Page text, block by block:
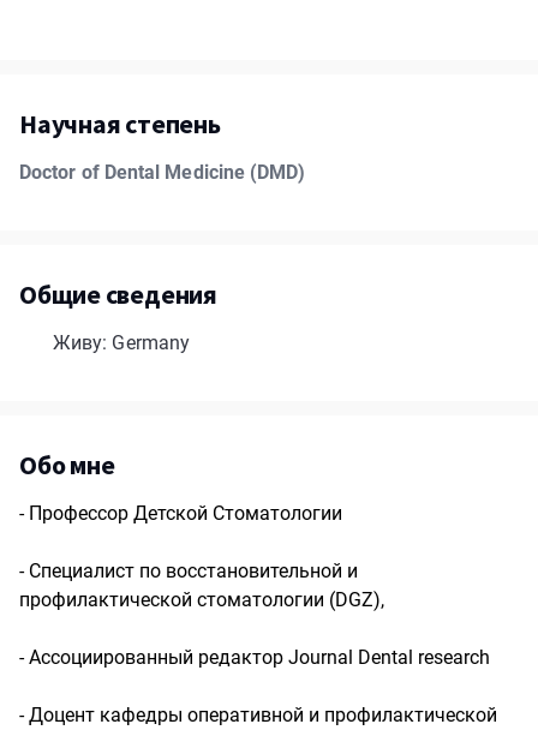
Научная степень
Doctor of Dental Medicine (DMD)
Общие сведения
Живу: Germany
Обо мне
- Профессор Детской Стоматологии
- Специалист по восстановительной и
профилактической стоматологии (DGZ),
- Ассоциированный редактор Journal Dental research
- Доцент кафедры оперативной и профилактической